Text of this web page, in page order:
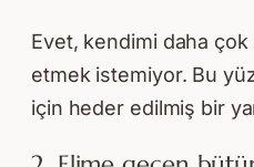
Evet, kendimi daha
etmek istemiyor. Bu
için heder edilmiş bir